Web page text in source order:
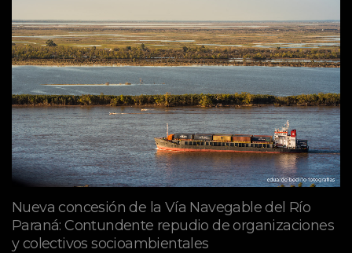
Nueva concesión de la Vía Navegable del Río
Paraná: Contundente repudio de organizaciones
y colectivos socioambientales